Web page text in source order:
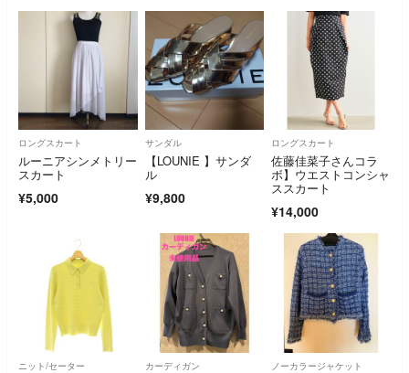
ロングスカート
ルーニアシンメトリー
スカート
¥5,000
サンダル
【LOUNIE 】サンダ
ル
¥9,800
ロングスカート
佐藤佳菜子さんコラ
ボ】ウエストコンシャ
ススカート
¥14,000
ニット/セーター カーディガン ノーカラージャケット